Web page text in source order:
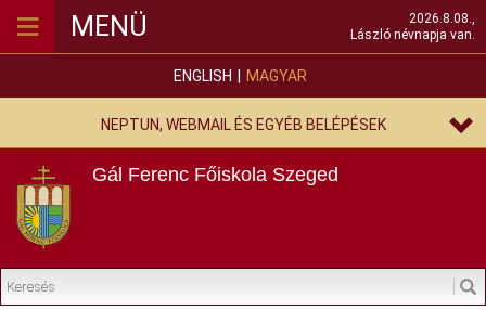
ENGLISH MAGYAR
NEPTUN, WEBMAIL ÉS EGYÉB BELÉPÉSEK
Gál Ferenc Főiskola Szeged
≡ MENÜ
2026.8.08.,
László névnapja van.